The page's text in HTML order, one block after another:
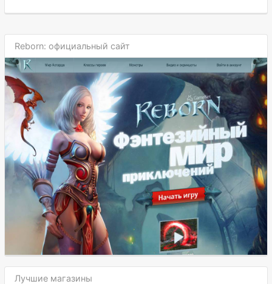
Reborn: официальный сайт
Лучшие магазины